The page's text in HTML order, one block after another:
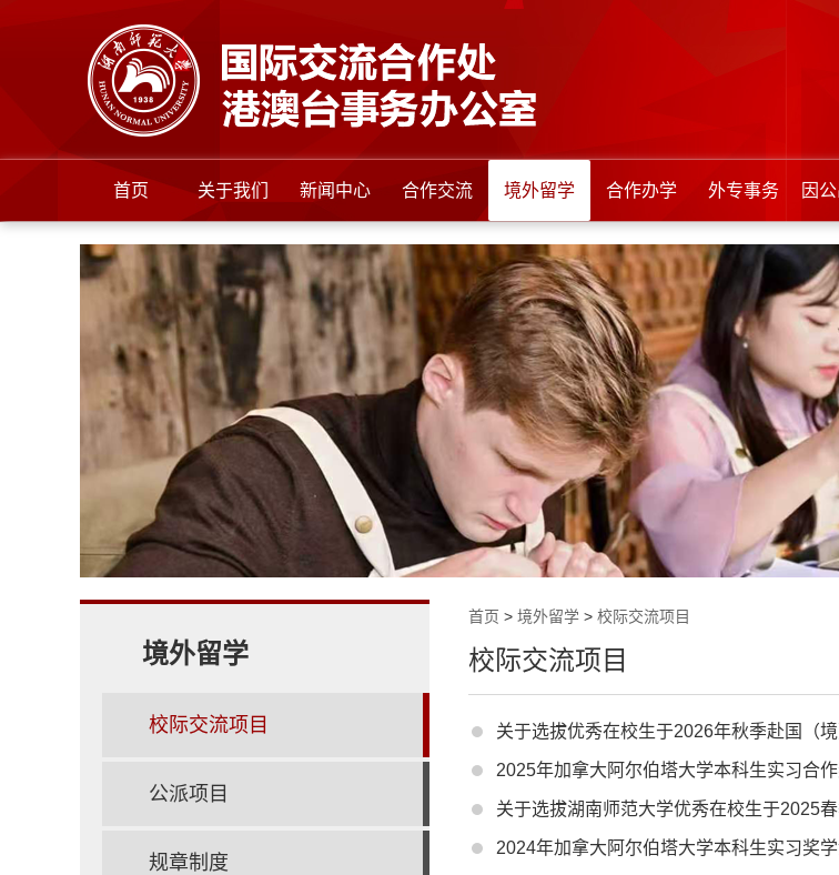
首页 关于我们 新闻中心 合作交流 境外留学 合作办学 外专事务 因
首页 > 境外留学 > 校际交流项目
校际交流项目
关于选拔优秀在校生于2026年秋季赴国（
2025年加拿大阿尔伯塔大学本科生实习合
关于选拔湖南师范大学优秀在校生于2025
2024年加拿大阿尔伯塔大学本科生实习奖
境外留学
校际交流项目
公派项目
规章制度